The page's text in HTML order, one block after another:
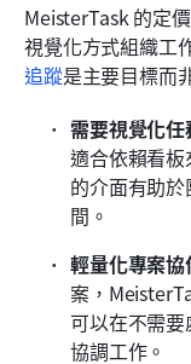
MeisterTask 的定
視覺化方式組織工
追蹤是主要目標而
需要視覺化任
適合依賴看
的介面有助
間。
輕量化專案協
案，
可以在不需
協調工作。